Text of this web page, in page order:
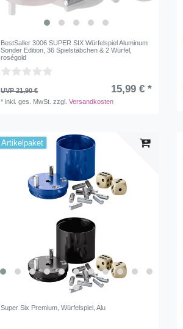
BestSaller 3006 SUPER SIX Würfelspiel Aluminum
Sonder Edition, 36 Spielstäbchen & 2 Würfel,
roségold
UVP 21,90 € 15,99 € *
*inkl. ges. MwSt. zzgl.Versandkosten
Artikelpaket
Super Six Premium, Würfelspiel, Alu